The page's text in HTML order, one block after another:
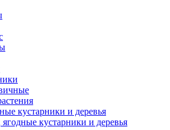
кустарники и деревья
кустарники и деревья